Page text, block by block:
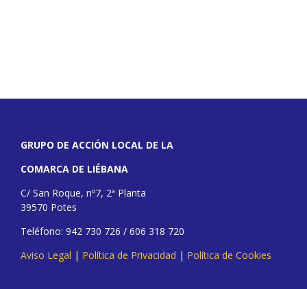
GRUPO DE ACCIÓN LOCAL DE LA
COMARCA DE LIÉBANA
C/ San Roque, nº7, 2ª Planta
39570 Potes
Teléfono: 942 730 726 / 606 318 720
Aviso Legal | Política de Privacidad | Política de Cookies